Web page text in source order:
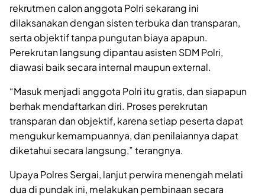
rekrutmen calon anggota Polri sekarang ini
dilaksanakan dengan sisten terbuka dan transparan,
serta objektif tanpa pungutan biaya apapun.
Perekrutan langsung dipantau asisten SDM Polri,
diawasi baik secara internal maupun external.
“Masuk menjadi anggota Polri itu gratis, dan siapapun
berhak mendaftarkan diri. Proses perekrutan
transparan dan objektif, karena setiap peserta dapat
mengukur kemampuannya, dan penilaiannya dapat
diketahui secara langsung,” terangnya.
Upaya Polres Sergai, lanjut perwira menengah melati
dua di pundak ini, melakukan pembinaan secara